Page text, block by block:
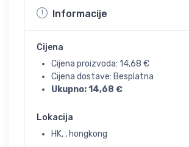
Informacije
Cijena
Cijena proizvoda: 14,68 €
Cijena dostave: Besplatna
Ukupno:14,68 €
Lokacija
HK, , hongkong